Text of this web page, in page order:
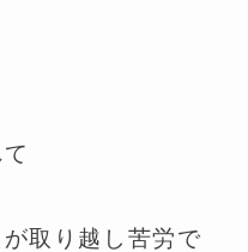
取り越し苦労で